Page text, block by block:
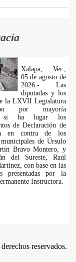
Xalapa, Ver.,
05 de agosto de
2026.- Las
diputadas y los
la LXVII Legislatura
por mayoría
si ha lugar los
de Declaración de
en contra de los
municipales de Úrsulo
Bravo Montero, y
del Sureste, Raúl
con base en las
presentadas por la
Instructora.
reservados.